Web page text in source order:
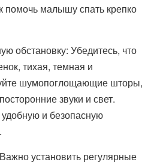
помочь малышу спать крепко
обстановку: Убедитесь, что
тихая, темная и
шумопоглощающие шторы,
звуки и свет.
и безопасную
установить регулярные